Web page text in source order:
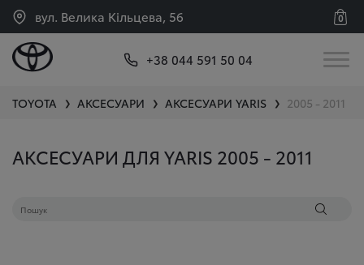
вул. Велика Кільцева, 56 0
+38 044 591 50 04
TOYOTA ❯ АКСЕСУАРИ ❯ АКСЕСУАРИ YARIS ❯ 2005 - 2011
АКСЕСУАРИ ДЛЯ YARIS 2005 - 2011